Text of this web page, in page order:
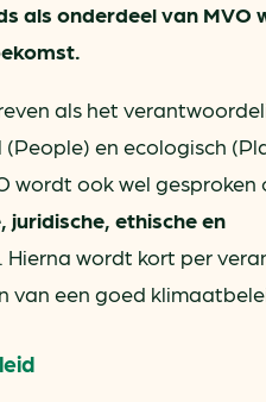
als onderdeel van MVO
als het
en ecologisch
wordt ook wel
juridische, ethische en
wordt kort per
van een goed